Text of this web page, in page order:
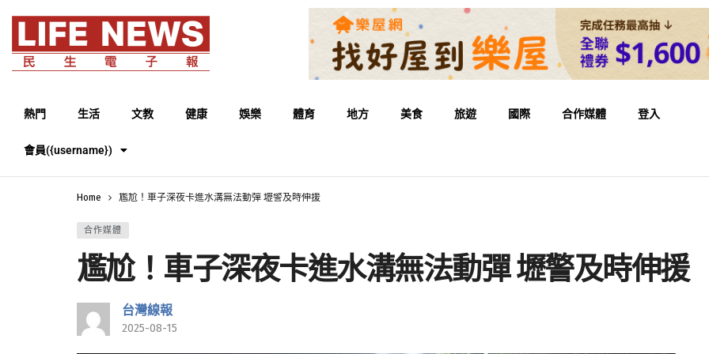
熱門 生活 文教 健康 娛樂 體育 地方 美食 旅遊 國際 合作媒體 登入
會員({username})
Home 尷尬！車子深夜卡進水溝無法動彈 壢警及時伸援
合作媒體
尷尬！車子深夜卡進水溝無法動彈 壢警及時伸援
台灣線報
2025-08-15